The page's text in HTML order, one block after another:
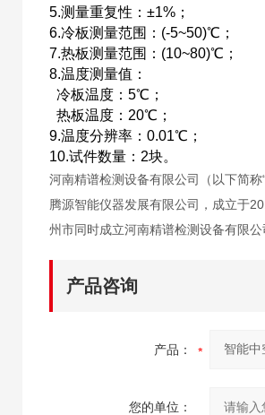
5.测量重复性：±1%；
6.冷板测量范围：(-5~50)℃；
7.热板测量范围：(10~80)℃；
8.温度测量值：
冷板温度：5℃；
热板温度：20℃；
9.温度分辨率：0.01℃；
10.试件数量：2块。
河南精谱检测设备有限公司（以下简
腾源智能仪器发展有限公司，成立于
州市同时成立河南精谱检测设备有限公
产品咨询
产品：
您的单位：